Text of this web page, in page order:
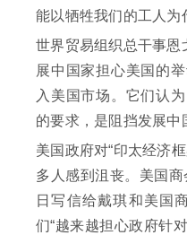
能以牺牲我们的工人为
世界贸易组织总干事恩
展中国家担心美国的
入美国市场。它们认
的要求，是阻挡发展中
美国政府对“印太经济
多人感到沮丧。美国
日写信给戴琪和美国
们“越来越担心政府针